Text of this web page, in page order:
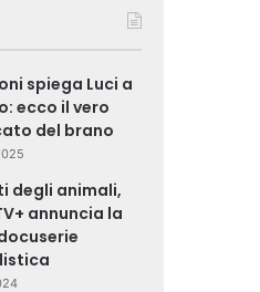
spiega Luci a
ecco il vero
del brano
degli animali,
annuncia la